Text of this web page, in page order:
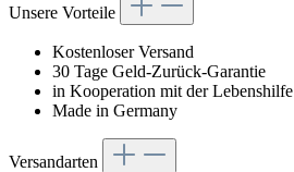
Unsere Vorteile
Kostenloser Versand
30 Tage Geld-Zurück-Garantie
in Kooperation mit der Lebenshilfe
Made in Germany
Versandarten